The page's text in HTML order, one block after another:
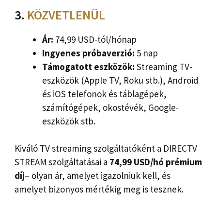
3. KÖZVETLENÜL
Ár: 74,99 USD-tól/hónap
Ingyenes próbaverzió: 5 nap
Támogatott eszközök: Streaming TV-
eszközök (Apple TV, Roku stb.), Android
és iOS telefonok és táblagépek,
számítógépek, okostévék, Google-
eszközök stb.
Kiváló TV streaming szolgáltatóként a DIRECTV
STREAM szolgáltatásai a 74,99 USD/hó prémium
díj– olyan ár, amelyet igazolniuk kell, és
amelyet bizonyos mértékig meg is tesznek.